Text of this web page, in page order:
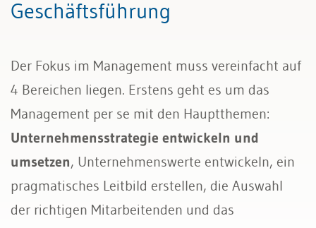
Führung & Kompetenzen
Recht
Bau & Immobilien
Geschäftsführung
Der Fokus im Management muss vereinfacht auf
4 Bereichen liegen. Erstens geht es um das
Management per se mit den Hauptthemen:
Unternehmensstrategie entwickeln und
umsetzen, Unternehmenswerte entwickeln, ein
pragmatisches Leitbild erstellen, die Auswahl
der richtigen Mitarbeitenden und das